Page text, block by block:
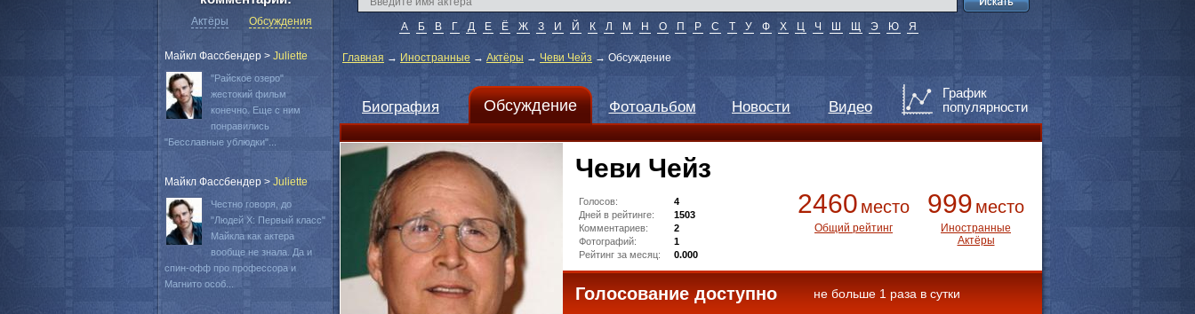
А Б В Г Д Е Ё Ж З И Й К Л М Н О П Р С Т У Ф Х Ц Ч Ш Щ Э Ю Я
Главная → Иностранные → Актёры → Чеви Чейз → Обсуждение
Биография Обсуждение Фотоальбом Новости Видео
График
популярности
Чеви Чейз
2460 место
Общий рейтинг
999 место
Иностранные
Актёры
Голосов:
4
Дней в рейтинге:
1503
Комментариев:
2
Фотографий:
1
Рейтинг за месяц:
0.000
Голосование доступно не больше 1 раза в сутки
Актёры Обсуждения
Майкл Фассбендер > Juliette
"Райское озеро"
жестокий фильм
конечно. Еще с ним
понравились
"Бесславные ублюдки"...
Майкл Фассбендер > Juliette
Честно говоря, до
"Людей Х: Первый класс"
Майкла как актера
вообще не знала. Да и
спин-офф про профессора и
Магнито особ...